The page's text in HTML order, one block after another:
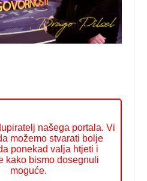
našega portala. Vi
možemo stvarati bolje
ponekad valja htjeti i
kako bismo dosegnuli
moguće.